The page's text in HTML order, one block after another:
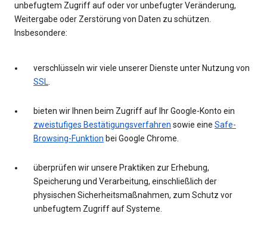
unbefugtem Zugriff auf oder vor unbefugter Veränderung,
Weitergabe oder Zerstörung von Daten zu schützen.
Insbesondere:
verschlüsseln wir viele unserer Dienste unter Nutzung von
SSL.
bieten wir Ihnen beim Zugriff auf Ihr Google-Konto ein
zweistufiges Bestätigungsverfahren sowie eine Safe-
Browsing-Funktion bei Google Chrome.
überprüfen wir unsere Praktiken zur Erhebung,
Speicherung und Verarbeitung, einschließlich der
physischen Sicherheitsmaßnahmen, zum Schutz vor
unbefugtem Zugriff auf Systeme.